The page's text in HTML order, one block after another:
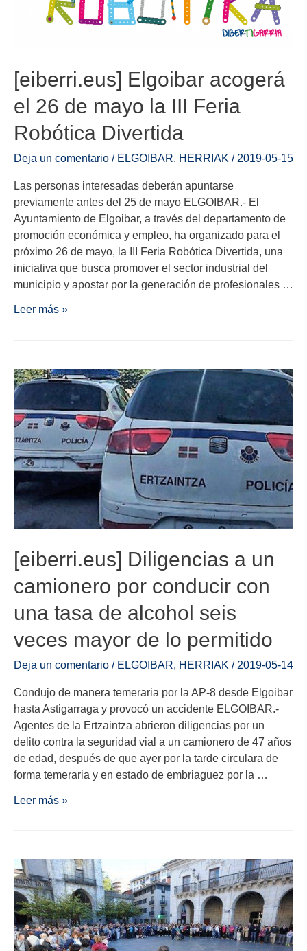
[eiberri.eus] Elgoibar acogerá
el 26 de mayo la III Feria
Robótica Divertida
Deja un comentario / ELGOIBAR, HERRIAK / 2019-05-15
Las personas interesadas deberán apuntarse
previamente antes del 25 de mayo ELGOIBAR.- El
Ayuntamiento de Elgoibar, a través del departamento de
promoción económica y empleo, ha organizado para el
próximo 26 de mayo, la III Feria Robótica Divertida, una
iniciativa que busca promover el sector industrial del
municipio y apostar por la generación de profesionales …
Leer más »
[eiberri.eus] Diligencias a un
camionero por conducir con
una tasa de alcohol seis
veces mayor de lo permitido
Deja un comentario / ELGOIBAR, HERRIAK / 2019-05-14
Condujo de manera temeraria por la AP-8 desde Elgoibar
hasta Astigarraga y provocó un accidente ELGOIBAR.-
Agentes de la Ertzaintza abrieron diligencias por un
delito contra la seguridad vial a un camionero de 47 años
de edad, después de que ayer por la tarde circulara de
forma temeraria y en estado de embriaguez por la …
Leer más »